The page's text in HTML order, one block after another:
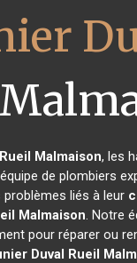
Rueil Malmaison, les
de plombiers
liés à leur
Malmaison. Notre
pour réparer ou
Duval Rueil